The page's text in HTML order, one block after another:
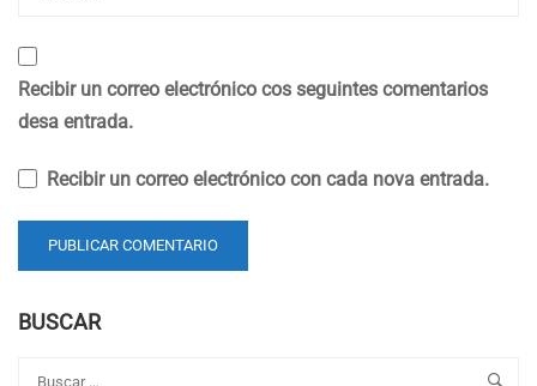
Recibir un correo electrónico cos seguintes comentarios
desa entrada.
Recibir un correo electrónico con cada nova entrada.
BUSCAR